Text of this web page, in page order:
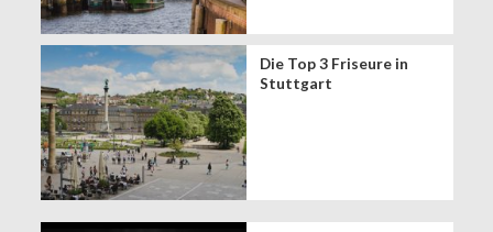
Die Top 3 Friseure in
Stuttgart